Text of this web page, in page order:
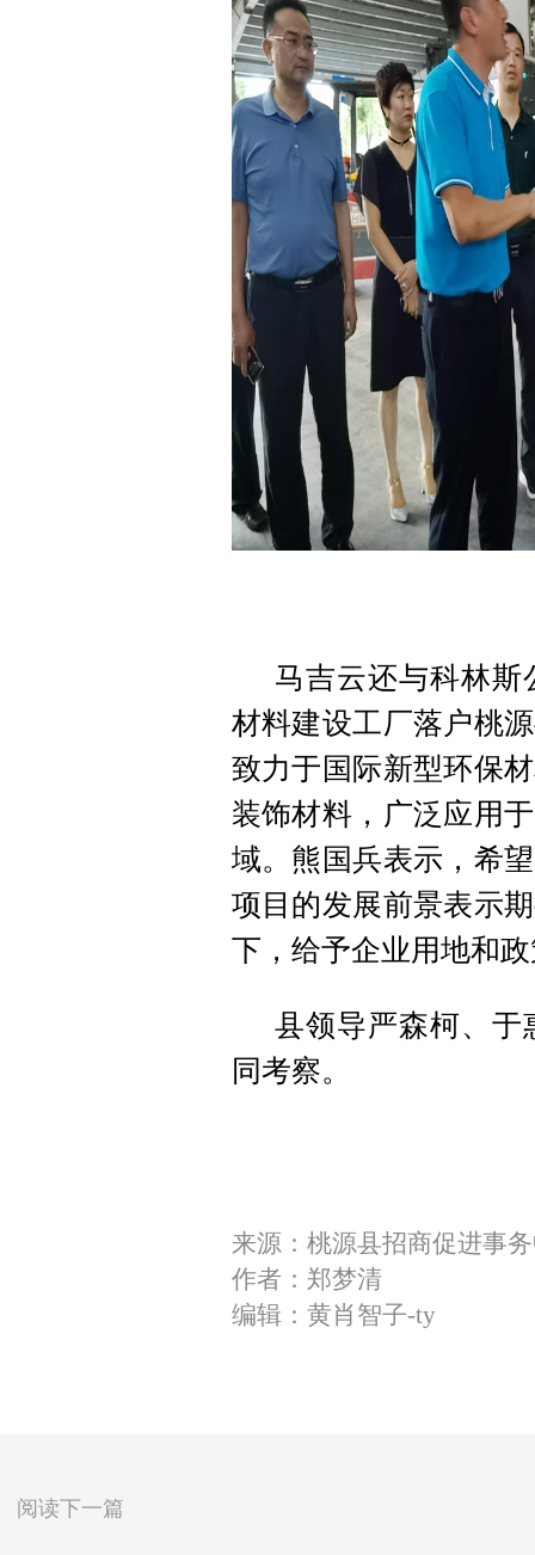
马吉云还与科林
材料建设工厂落户桃
致力于国际新型环保
装饰材料，广泛应用
域。熊国兵表示，希
项目的发展前景表示
下，给予企业用地和
县领导严森柯、于
同考察。
来源：桃源县招商促进事
作者：郑梦清
编辑：黄肖智子-ty
阅读下一篇